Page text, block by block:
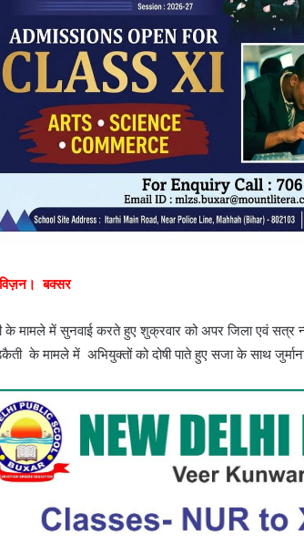
बक्सर
के मामले में सुनवाई करते हुए शुक्रवार को अपर जिला एवं सत्र
के मामले में अभियुक्तों को दोषी पाते हुए सजा के साथ